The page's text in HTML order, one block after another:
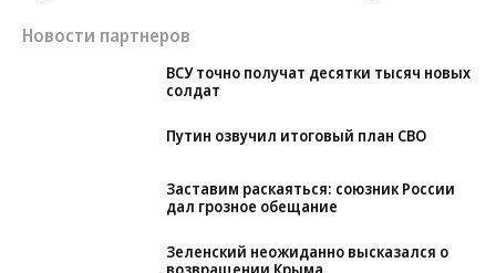
Новости партнеров
ВСУ точно получат десятки тысяч новых
солдат
Заставим раскаяться: союзник России